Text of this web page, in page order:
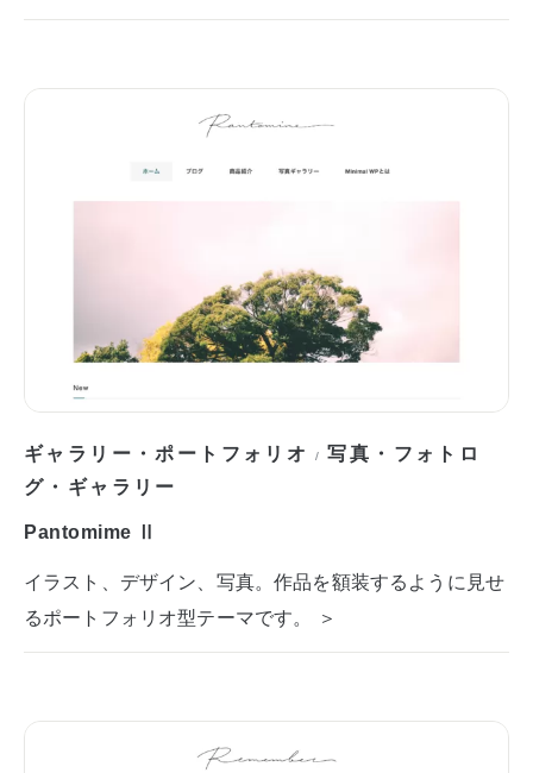
ギャラリー・ポートフォリオ /写真・フォトロ
グ・ギャラリー
Pantomime Ⅱ
イラスト、デザイン、写真。作品を額装するように見せ
るポートフォリオ型テーマです。 ＞